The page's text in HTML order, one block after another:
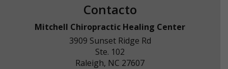
Contacto
Mitchell Chiropractic Healing Center
3909 Sunset Ridge Rd
Ste. 102
Raleigh, NC 27607